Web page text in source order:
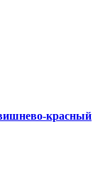
красный